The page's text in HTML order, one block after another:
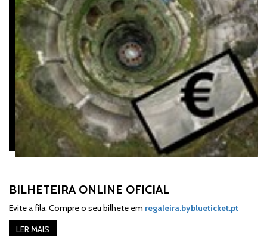
BILHETEIRA ONLINE OFICIAL
Evite a fila. Compre o seu bilhete em regaleira.byblueticket.pt
LER MAIS